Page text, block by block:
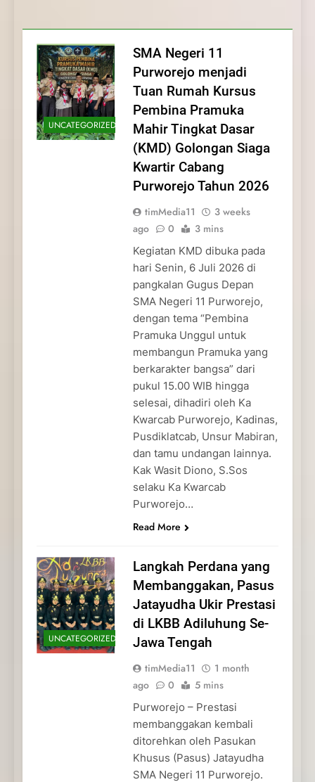
dan Pengabdian Generasi
Pramuka
Pramuka
Kepedulian
UNCATEGORIZED
SMA Negeri 11
Purworejo menjadi
Tuan Rumah Kursus
Pembina Pramuka
Mahir Tingkat Dasar
(KMD) Golongan Siaga
Kwartir Cabang
Purworejo Tahun 2026
timMedia11
3 weeks
ago
0 3 mins
Kegiatan KMD dibuka pada
hari Senin, 6 Juli 2026 di
pangkalan Gugus Depan
SMA Negeri 11 Purworejo,
dengan tema “Pembina
Pramuka Unggul untuk
membangun Pramuka yang
berkarakter bangsa” dari
pukul 15.00 WIB hingga
selesai, dihadiri oleh Ka
Kwarcab Purworejo, Kadinas,
Pusdiklatcab, Unsur Mabiran,
dan tamu undangan lainnya.
Kak Wasit Diono, S.Sos
selaku Ka Kwarcab
Purworejo…
Read More
UNCATEGORIZED
Langkah Perdana yang
Membanggakan, Pasus
Jatayudha Ukir Prestasi
di LKBB Adiluhung Se-
Jawa Tengah
timMedia11
1 month
ago
0 5 mins
Purworejo – Prestasi
membanggakan kembali
ditorehkan oleh Pasukan
Khusus (Pasus) Jatayudha
SMA Negeri 11 Purworejo.